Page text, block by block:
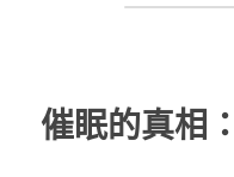
催眠的真相